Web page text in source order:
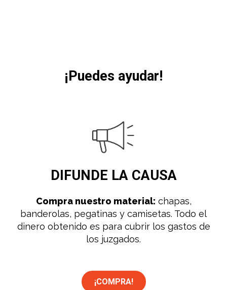
¡Puedes ayudar!
DIFUNDE LA CAUSA
Compra nuestro material: chapas,
banderolas, pegatinas y camisetas. Todo el
dinero obtenido es para cubrir los gastos de
los juzgados.
¡COMPRA!